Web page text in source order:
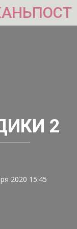
2
2020 15:45